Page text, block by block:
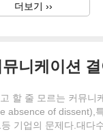
더보기 ››
고 할 줄 모르는 커뮤
absence of dissent),
기업의 문제다.대다